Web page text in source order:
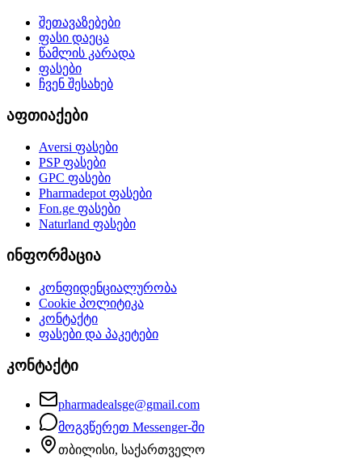
შეთავაზებები
ფასი დაეცა
წამლის კარადა
ფასები
ჩვენ შესახებ
აფთიაქები
Aversi ფასები
PSPფასები
GPC ფასები
Pharmadepotფასები
Fon.ge ფასები
Naturland ფასები
ინფორმაცია
კონფიდენციალურობა
Cookie პოლიტიკა
კონტაქტი
ფასები და პაკეტები
კონტაქტი
pharmadealsge@gmail.com
მოგვწერეთ Messenger-ში
თბილისი, საქართველო